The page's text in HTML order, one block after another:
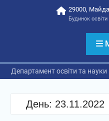
29000,
Будинок освіти
Департамент освіти та науки
День: 23.11.2022